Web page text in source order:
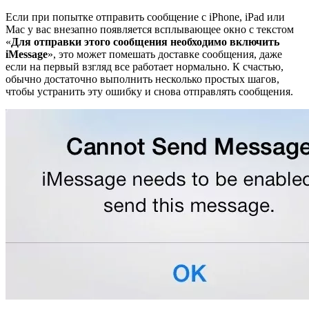
Если при попытке отправить сообщение с iPhone, iPad или
Mac у вас внезапно появляется всплывающее окно с текстом
«Для отправки этого сообщения необходимо включить
iMessage», это может помешать доставке сообщения, даже
если на первый взгляд все работает нормально. К счастью,
обычно достаточно выполнить несколько простых шагов,
чтобы устранить эту ошибку и снова отправлять сообщения.